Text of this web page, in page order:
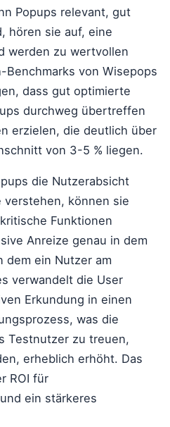
Popups relevant, gut
hören sie auf, eine
werden zu wertvollen
Benchmarks von Wisepops
dass gut optimierte
durchweg übertreffen
erzielen, die deutlich über
von 3-5 % liegen.
die Nutzerabsicht
verstehen, können sie
Funktionen
Anreize genau in dem
dem ein Nutzer am
verwandelt die User
Erkundung in einen
was die
Testnutzer zu treuen,
erheblich erhöht. Das
ROI für
ein stärkeres